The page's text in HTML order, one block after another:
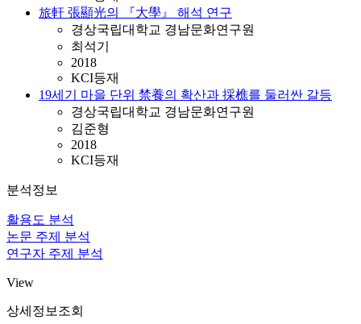
旅軒 張顯光의 『大學』 해석 연구
경상국립대학교 경남문화연구원
최석기
2018
KCI등재
19세기 마을 단위 禁養의 확산과 採樵를 둘러싼 갈등
경상국립대학교 경남문화연구원
김준형
2018
KCI등재
분석정보
활용도 분석
논문 주제 분석
연구자 주제 분석
View
상세정보조회